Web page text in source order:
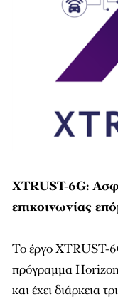
XTRUST-6G:
επικοινωνίας
Το έργο XTRUST-
πρόγραμμα
και έχει διάρκεια